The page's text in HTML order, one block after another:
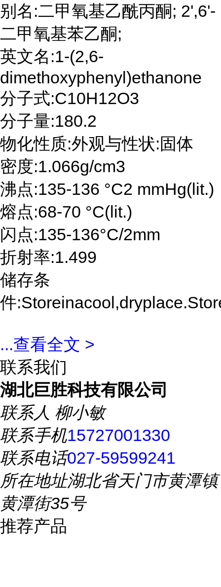
别名:二甲氧基乙酰丙酮; 2',6'-
二甲氧基苯乙酮;
英文名:1-(2,6-
dimethoxyphenyl)ethanone
分子式:C10H12O3
分子量:180.2
物化性质:外观与性状:固体
密度:1.066g/cm3
沸点:135-136 °C2 mmHg(lit.)
熔点:68-70 °C(lit.)
闪点:135-136°C/2mm
折射率:1.499
储存条
件
...查看全文 >
联系我们
湖北巨胜科技有限公司
联系人 柳小敏
联系手机15727001330
联系电话027-59599241
所在地址湖北省天门市黄潭镇
黄潭街35号
推荐产品